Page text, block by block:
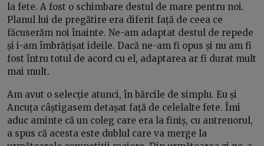
la fete. A fost o schimbare destul de mare pentru noi.
Planul lui de pregătire era diferit față de ceea ce
făcuserăm noi înainte. Ne-am adaptat destul de repede
și i-am îmbrățișat ideile. Dacă ne-am fi opus și nu am fi
fost întru totul de acord cu el, adaptarea ar fi durat mult
mai mult.
Am avut o selecție atunci, în bărcile de simplu. Eu și
Ancuța câștigasem detașat față de celelalte fete. Îmi
aduc aminte că un coleg care era la finiș, cu antrenorul,
a spus că acesta este dublul care va merge la